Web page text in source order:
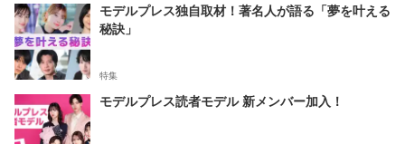
モデルプレス独自取材！著名人が語る「夢を叶える
秘訣」
特集
モデルプレス読者モデル 新メンバー加入！